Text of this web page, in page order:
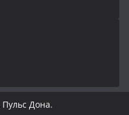
Пульс Дона.